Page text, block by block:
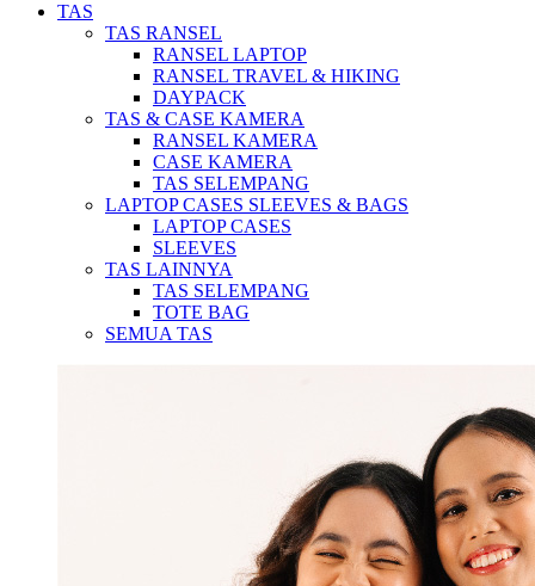
TAS
TAS RANSEL
RANSEL LAPTOP
RANSEL TRAVEL & HIKING
DAYPACK
TAS & CASE KAMERA
RANSEL KAMERA
CASE KAMERA
TAS SELEMPANG
LAPTOP CASES SLEEVES & BAGS
LAPTOP CASES
SLEEVES
TAS LAINNYA
TAS SELEMPANG
TOTE BAG
SEMUA TAS